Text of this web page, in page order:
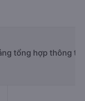
tổng hợp thông